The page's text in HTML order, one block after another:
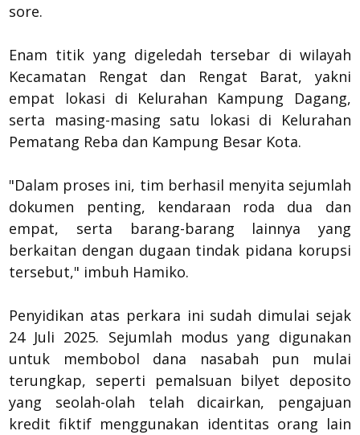
sore.
Enam titik yang digeledah tersebar di wilayah
Kecamatan Rengat dan Rengat Barat, yakni
empat lokasi di Kelurahan Kampung Dagang,
serta masing-masing satu lokasi di Kelurahan
Pematang Reba dan Kampung Besar Kota.
"Dalam proses ini, tim berhasil menyita sejumlah
dokumen penting, kendaraan roda dua dan
empat, serta barang-barang lainnya yang
berkaitan dengan dugaan tindak pidana korupsi
tersebut," imbuh Hamiko.
Penyidikan atas perkara ini sudah dimulai sejak
24 Juli 2025. Sejumlah modus yang digunakan
untuk membobol dana nasabah pun mulai
terungkap, seperti pemalsuan bilyet deposito
yang seolah-olah telah dicairkan, pengajuan
kredit fiktif menggunakan identitas orang lain